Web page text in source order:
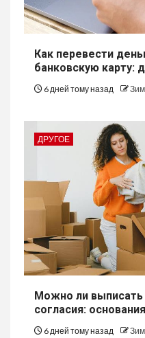
Как перевести
банковскую карту:
6 дней тому назад
ДРУГОЕ
Можно ли выписать
согласия:
6 дней тому назад